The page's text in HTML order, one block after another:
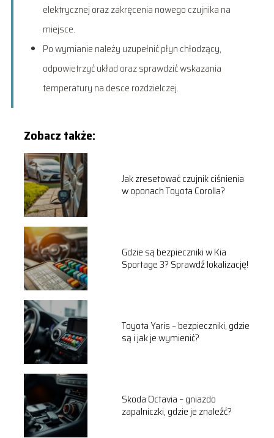
elektrycznej oraz zakręcenia nowego czujnika na
miejsce.
Po wymianie należy uzupełnić płyn chłodzący,
odpowietrzyć układ oraz sprawdzić wskazania
temperatury na desce rozdzielczej.
Zobacz także:
Jak zresetować czujnik ciśnienia
w oponach Toyota Corolla?
Gdzie są bezpieczniki w Kia
Sportage 3? Sprawdź lokalizację!
Toyota Yaris – bezpieczniki, gdzie
są i jak je wymienić?
Skoda Octavia – gniazdo
zapalniczki, gdzie je znaleźć?